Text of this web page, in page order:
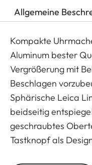
Allgemeine
Kompakte
Aluminum bester
Vergrößerung mit
Beschlagen
Sphärische Leica
beidseitig
geschraubtes
Tastknopf als